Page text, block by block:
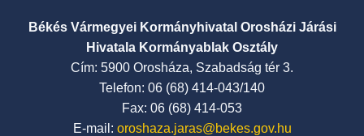
Békés Vármegyei Kormányhivatal Orosházi Járási
Hivatala Kormányablak Osztály
Cím: 5900 Orosháza, Szabadság tér 3.
Telefon: 06 (68) 414-043/140
Fax: 06 (68) 414-053
E-mail: oroshaza.jaras@bekes.gov.hu